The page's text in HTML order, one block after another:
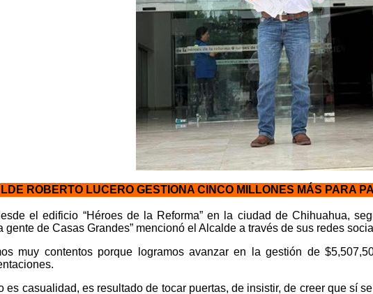
ROBERTO LUCERO GESTIONA CINCO MILLONES MÁS PARA
el edificio “Héroes de la Reforma” en la ciudad de Chihuahua,
gente de Casas Grandes” mencionó el Alcalde a través de sus redes
muy contentos porque logramos avanzar en la gestión de
es casualidad, es resultado de tocar puertas, de insistir, de creer que sí